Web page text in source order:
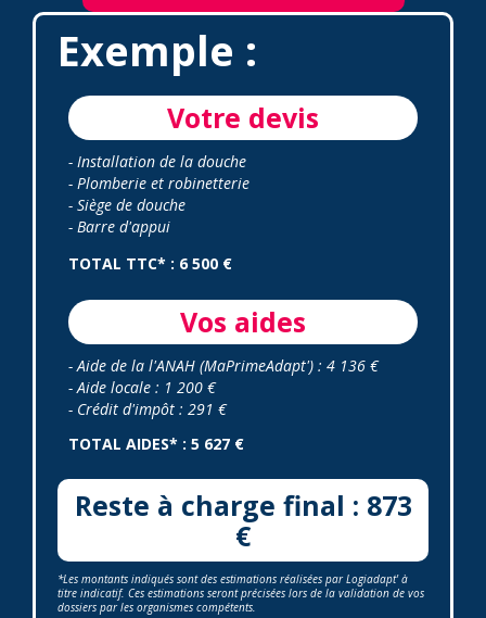
Exemple :
Votre devis
- Installation de la douche
- Plomberie et robinetterie
- Siège de douche
- Barre d'appui
TOTAL TTC* : 6 500 €
Vos aides
- Aide de la l'ANAH (MaPrimeAdapt') : 4 136 €
- Aide locale : 1 200 €
- Crédit d'impôt : 291 €
TOTAL AIDES* : 5 627 €
Reste à charge final : 873
€
*Les montants indiqués sont des estimations réalisées par Logiadapt' à
titre indicatif. Ces estimations seront précisées lors de la validation de vos
dossiers par les organismes compétents.